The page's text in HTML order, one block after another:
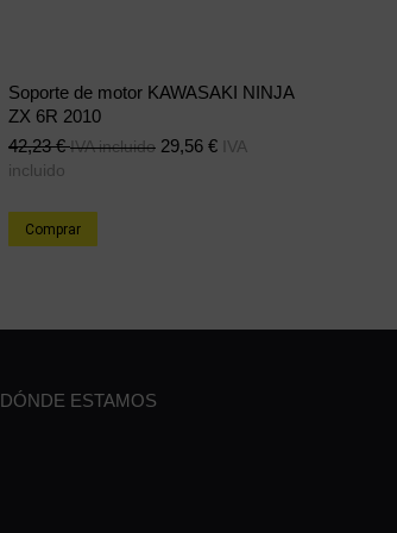
Soporte de motor KAWASAKI NINJA
ZX 6R 2010
42,23€ IVA incluido 29,56 € IVA
incluido
Comprar
DÓNDE ESTAMOS